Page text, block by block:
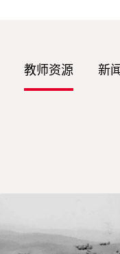
教师资源 新